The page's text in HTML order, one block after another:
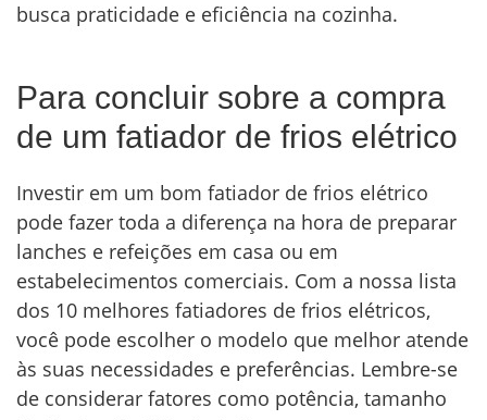
busca praticidade e eficiência na cozinha.
Para concluir sobre a compra
de um fatiador de frios elétrico
Investir em um bom fatiador de frios elétrico
pode fazer toda a diferença na hora de preparar
lanches e refeições em casa ou em
estabelecimentos comerciais. Com a nossa lista
dos 10 melhores fatiadores de frios elétricos,
você pode escolher o modelo que melhor atende
às suas necessidades e preferências. Lembre-se
de considerar fatores como potência, tamanho